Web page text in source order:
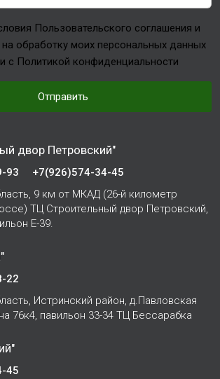
Пользовательского соглашения и
обработку моих персональных данных
с Политикой конфиденциальности
Отправить
двор Петровский"
93
+7(926)574-34-45
9 км от МКАД (26-й километр
ТЦ Строительный двор Петровский,
Е-39.
22
Истринский район, д.Павловская
76к4, павильон 33-34 ТЦ Бессарабка
45